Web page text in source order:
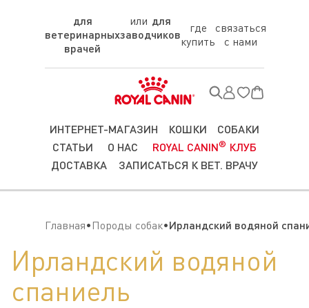
для
ветеринарных
врачей
для
заводчиков
где
купить
связаться
с нами
ИНТЕРНЕТ-МАГАЗИН КОШКИ
СОБАКИ
СТАТЬИ
О НАС ROYAL CANIN® КЛУБ
ДОСТАВКА
ЗАПИСАТЬСЯ К ВЕТ. ВРАЧУ
Главная Породы собак Ирландский водяной
Ирландский водяной
спаниель